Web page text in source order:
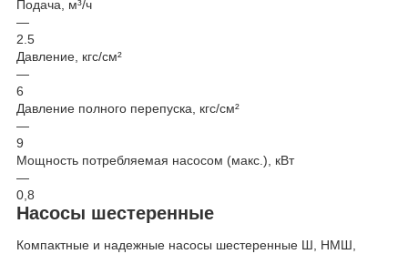
Подача, м³/ч
—
2.5
Давление, кгс/см²
—
6
Давление полного перепуска, кгс/см²
—
9
Мощность потребляемая насосом (макс.), кВт
—
0,8
Насосы шестеренные
Компактные и надежные насосы шестеренные Ш, НМШ,